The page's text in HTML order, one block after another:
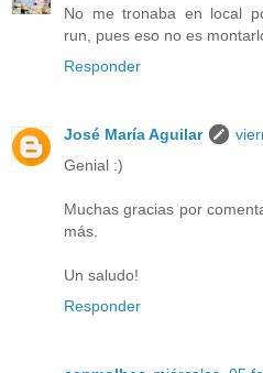
No me tronaba en local
run, pues eso no es
Responder
José María Aguilar
Genial :)
Muchas gracias por
más.
Un saludo!
Responder